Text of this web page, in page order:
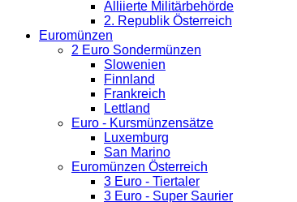
Alliierte Militärbehörde
2. Republik Österreich
Euromünzen
2 Euro Sondermünzen
Slowenien
Finnland
Frankreich
Lettland
Euro - Kursmünzensätze
Luxemburg
San Marino
Euromünzen Österreich
3 Euro - Tiertaler
3 Euro - Super Saurier